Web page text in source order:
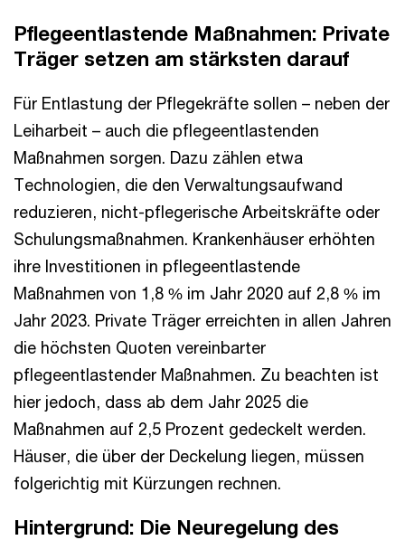
Pflegeentlastende Maßnahmen: Private
Träger setzen am stärksten darauf
Für Entlastung der Pflegekräfte sollen – neben der
Leiharbeit – auch die pflegeentlastenden
Maßnahmen sorgen. Dazu zählen etwa
Technologien, die den Verwaltungsaufwand
reduzieren, nicht-pflegerische Arbeitskräfte oder
Schulungsmaßnahmen. Krankenhäuser erhöhten
ihre Investitionen in pflegeentlastende
Maßnahmen von 1,8 % im Jahr 2020 auf 2,8 % im
Jahr 2023. Private Träger erreichten in allen Jahren
die höchsten Quoten vereinbarter
pflegeentlastender Maßnahmen. Zu beachten ist
hier jedoch, dass ab dem Jahr 2025 die
Maßnahmen auf 2,5 Prozent gedeckelt werden.
Häuser, die über der Deckelung liegen, müssen
folgerichtig mit Kürzungen rechnen.
Hintergrund: Die Neuregelung des